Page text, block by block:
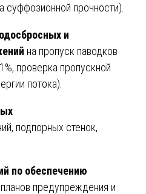
суффозионной прочности).
и
на пропуск паводков
проверка пропускной
потока).
подпорных стенок,
по обеспечению
предупреждения и